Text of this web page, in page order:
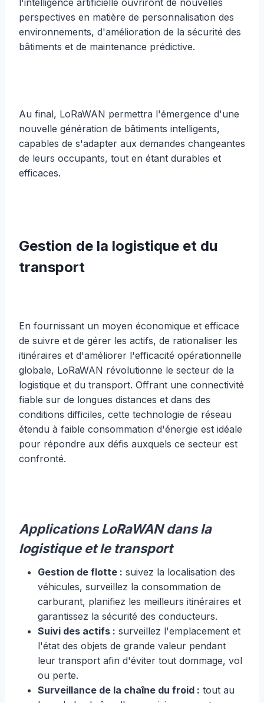
l'intelligence artificielle ouvriront de nouvelles
perspectives en matière de personnalisation des
environnements, d'amélioration de la sécurité des
bâtiments et de maintenance prédictive.
Au final, LoRaWAN permettra l'émergence d'une
nouvelle génération de bâtiments intelligents,
capables de s'adapter aux demandes changeantes
de leurs occupants, tout en étant durables et
efficaces.
Gestion de la logistique et du
transport
En fournissant un moyen économique et efficace
de suivre et de gérer les actifs, de rationaliser les
itinéraires et d'améliorer l'efficacité opérationnelle
globale, LoRaWAN révolutionne le secteur de la
logistique et du transport. Offrant une connectivité
fiable sur de longues distances et dans des
conditions difficiles, cette technologie de réseau
étendu à faible consommation d'énergie est idéale
pour répondre aux défis auxquels ce secteur est
confronté.
Applications LoRaWAN dans la
logistique et le transport
Gestion de flotte : suivez la localisation des
véhicules, surveillez la consommation de
carburant, planifiez les meilleurs itinéraires et
garantissez la sécurité des conducteurs.
Suivi des actifs : surveillez l'emplacement et
l'état des objets de grande valeur pendant
leur transport afin d'éviter tout dommage, vol
ou perte.
Surveillance de la chaîne du froid : tout au